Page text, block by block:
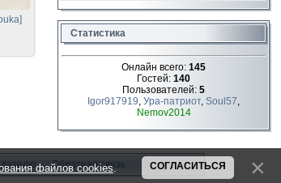
Статистика
Онлайн всего: 145
Гостей: 140
Пользователей: 5
Igor917919, Ура-патриот, Soul57,
Nemov2014
Обратная связь О сайте
файлов cookies. СОГЛАСИТЬСЯ